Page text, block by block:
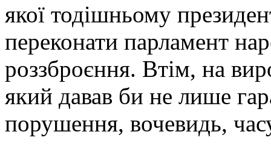
якої тодішньому
переконати парламент
роззброєння. Втім, на
який давав би не лише
порушення, вочевидь,